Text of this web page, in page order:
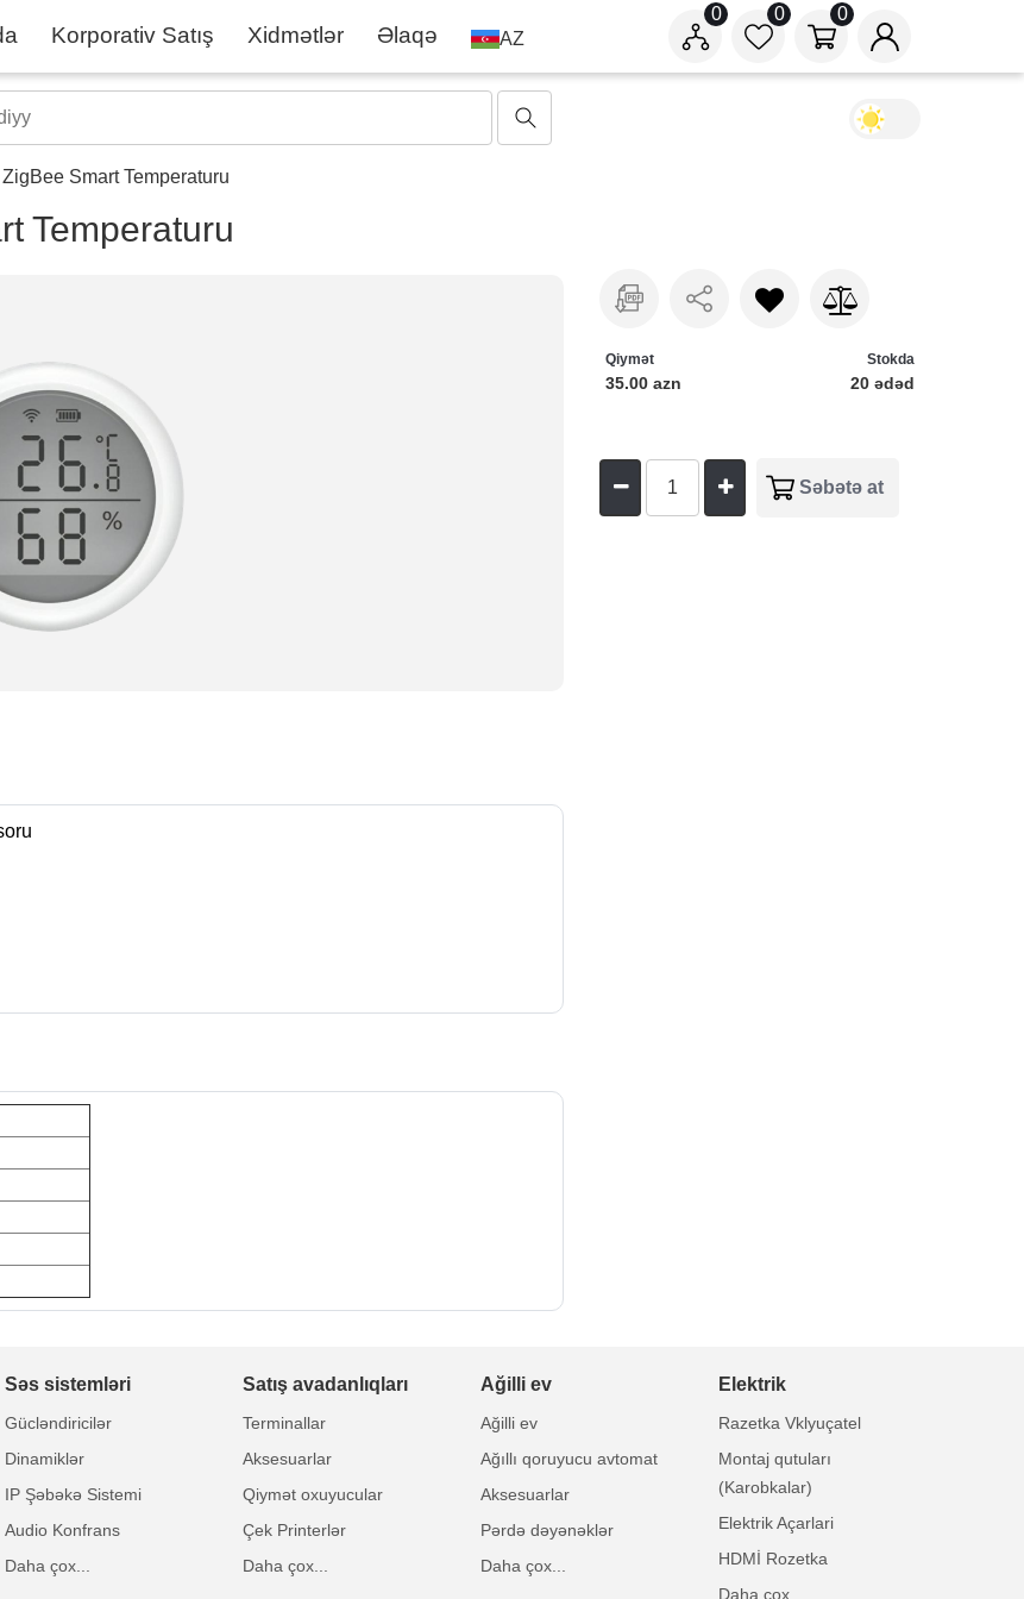
Korporativ Satış Xidmətlər Əlaqə AZ
0
0
0
Smart Temperaturu
Temperaturu
Qiymət
35.00 azn
Stokda
20 ədəd
Səs sistemləri
Gücləndiricilər
Dinamiklər
IP Şəbəkə Sistemi
Audio Konfrans
Daha çox...
Satış avadanlıqları
Terminallar
Aksesuarlar
Qiymət oxuyucular
Çek Printerlər
Daha çox...
Ağilli ev
Ağilli ev
Ağıllı qoruyucu avtomat
Aksesuarlar
Pərdə dəyənəklər
Daha çox...
Elektrik
Razetka Vklyuçatel
Montaj qutuları
(Karobkalar)
Elektrik Açarlari
HDMİ Rozetka
Daha çox...